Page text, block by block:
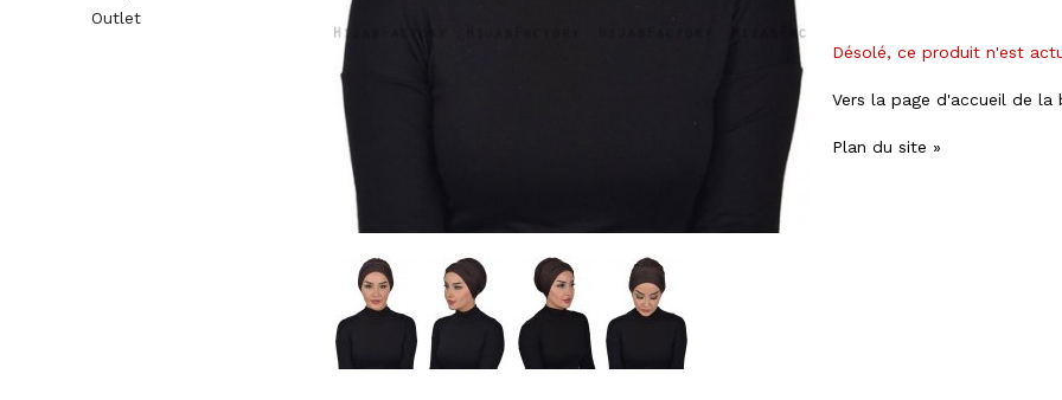
Outlet
Désolé, ce produit n'est
Vers la page d'accueil de la
Plan du site »